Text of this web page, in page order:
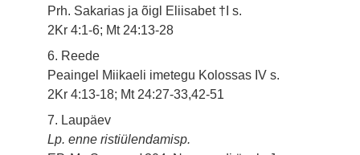
Prh. Sakarias ja õigl Eliisabet †I s.
2Kr 4:1-6; Mt 24:13-28
6. Reede
Peaingel Miikaeli imetegu Kolossas IV s.
2Kr 4:13-18; Mt 24:27-33,42-51
7. Laupäev
Lp. enne ristiülendamisp.